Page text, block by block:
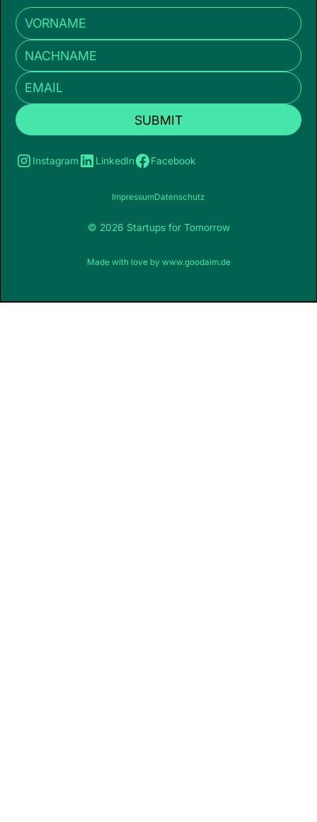
Instagram LinkedIn Facebook
© 2026 Startups for Tomorrow
ImpressumDatenschutz
Made with love by www.goodaim.de